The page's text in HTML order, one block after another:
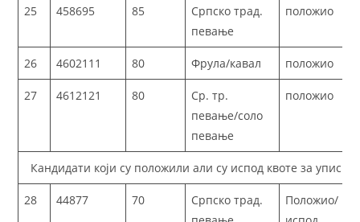
25 458695 85
Српско трад.
певање
положио
26 4602111 80 Фрула/кавал положио
27 4612121 80
Ср. тр.
певање/соло
певање
положио
Кандидати који су положили али су испод квоте за упис
28 44877 70
Српско трад.
Положио/